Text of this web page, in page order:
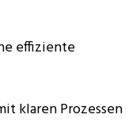
effiziente
klaren Prozessen